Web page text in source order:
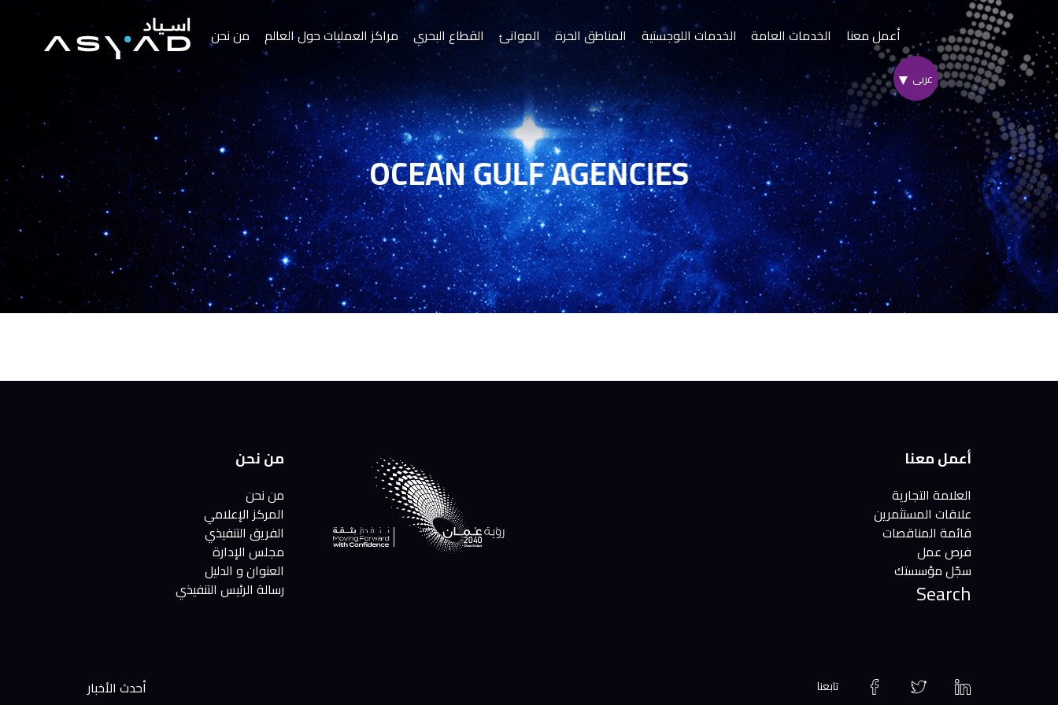
Skip
to
Content
من نحن
من نحن
المركز الإعلامي
مراكز العمليات حول العالم القطاع البحري الموانئ
موانئ
أسياد
المناطق الحرة
المنطقة الحرة بصلالة
الخدمات اللوجستية
أسياد إكسبريس
الخدمات العامة أعمل معنا
OCEAN GULF AGENCIES
من نحن
من نحن
المركز الإعلامي
الفريق التنفيذي
مجلس الإدارة
العنوان و الدليل
رسالة الرئيس التنفيذي
أعمل معنا
العلامة التجارية
علاقات المستثمرين
قائمة المناقصات
فرص عمل
سجّل مؤسستك
Search
أحدث الأخبار تابعنا
Facebook
TwitterLinkedIn